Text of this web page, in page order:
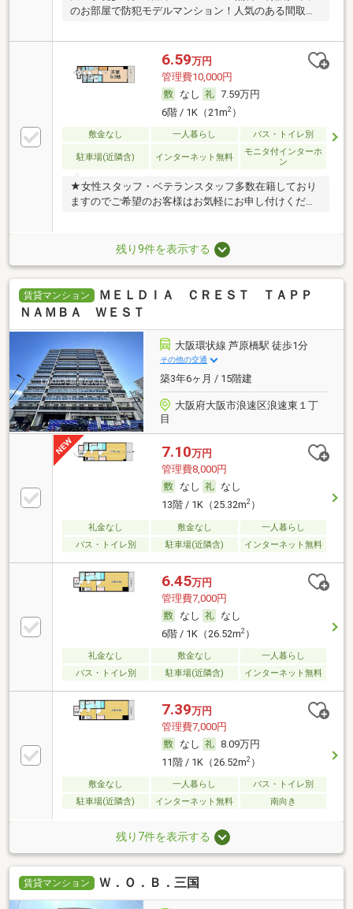
のお部屋で防犯モデルマンション！人気のある間取
6.59万円
管理費10,000円
なし
7.59万円
6階 / 1K（21m2）
敷金なし 一人暮らし バス・トイレ別
駐車場(近隣含) インターネット無料
モニタ付インターホ
ン
★女性スタッフ・ベテランスタッフ多数在籍しており
ますのでご希望のお客様はお気軽にお申し付けくださ
残り9件を表示する
賃貸マンション
ＭＥＬＤＩＡ ＣＲＥＳＴ ＴＡＰＰ
ＮＡＭＢＡ ＷＥＳＴ
大阪環状線 芦原橋駅 徒歩1分
その他の交通
築3年6ヶ月 / 15階建
大阪府大阪市浪速区浪速東１丁
目
7.10万円
管理費8,000円
なし
なし
13階 / 1K（25.32m2）
礼金なし 敷金なし
一人暮らし
バス・トイレ別
駐車場(近隣含) インターネット無料
6.45万円
管理費7,000円
なし
なし
6階 / 1K（26.52m2）
礼金なし 敷金なし
一人暮らし
バス・トイレ別
駐車場(近隣含) インターネット無料
7.39万円
管理費7,000円
なし
8.09万円
11階 / 1K（26.52m2）
敷金なし 一人暮らし
バス・トイレ別
駐車場(近隣含)
インターネット無料 南向き
残り7件を表示する
賃貸マンション Ｗ．Ｏ．Ｂ．三国